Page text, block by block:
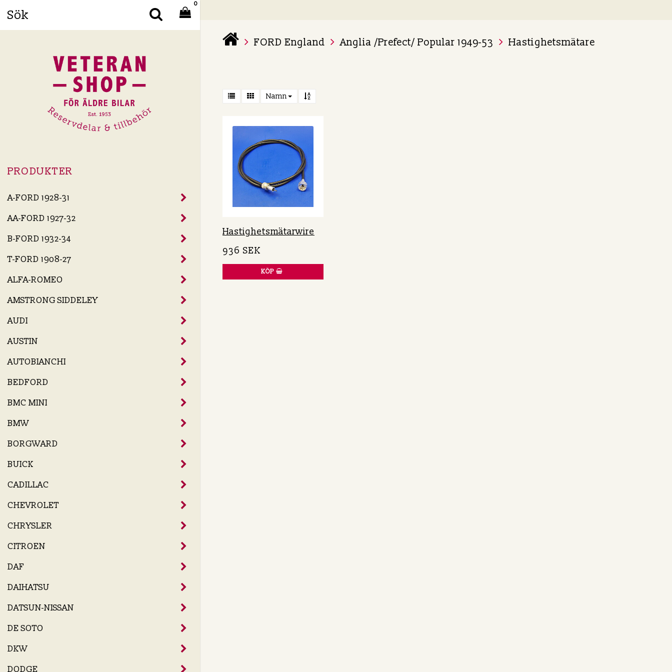
0
Din varukorg är tom
PRODUKTER
A-FORD 1928-31
AA-FORD 1927-32
B-FORD 1932-34
T-FORD 1908-27
ALFA-ROMEO
AMSTRONG SIDDELEY
AUDI
AUSTIN
AUTOBIANCHI
BEDFORD
BMC MINI
BMW
BORGWARD
BUICK
CADILLAC
CHEVROLET
CHRYSLER
CITROEN
DAF
DAIHATSU
DATSUN-NISSAN
DE SOTO
DKW
DODGE
FORD England Anglia /Prefect/ Popular 1949-53 Hastighetsmätare
Namn
Hastighetsmätarwire
936 SEK
KÖP